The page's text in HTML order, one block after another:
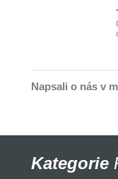
Napsali o nás v
Kategorie